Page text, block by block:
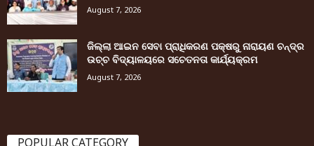
August 7, 2026
ଜିଲ୍ଲା ଆଇନ ସେବା ପ୍ରାଧିକରଣ ପକ୍ଷରୁ ନାରାୟଣ ଚନ୍ଦ୍ର
ଉଚ୍ଚ ବିଦ୍ୟାଳୟରେ ସଚେତନତା କାର୍ଯ୍ୟକ୍ରମ
August 7, 2026
POPULAR CATEGORY